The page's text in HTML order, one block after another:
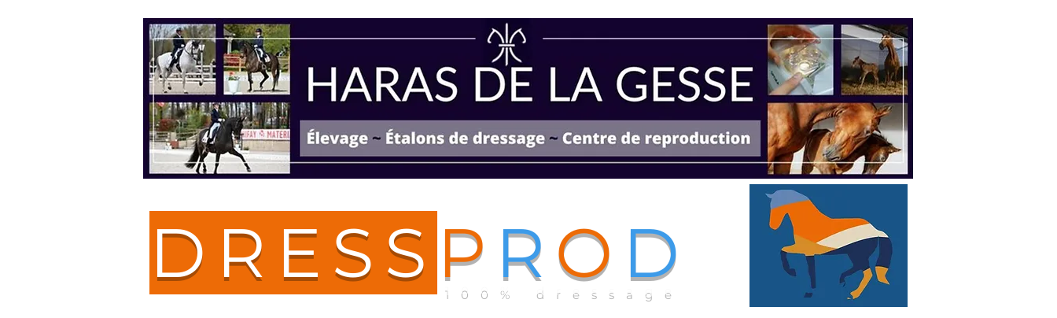
DRESS P RO D
100% dressage